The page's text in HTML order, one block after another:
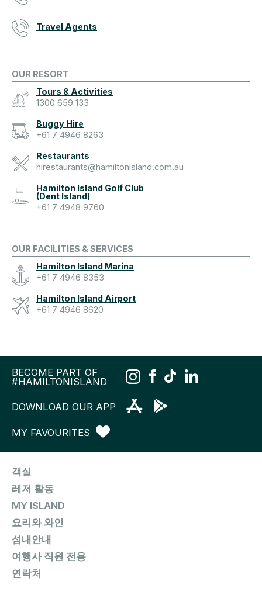
Travel Agents
OUR RESORT
Tours & Activities
1300 659 133
Buggy Hire
+61 7 4946 8263
Restaurants
hirestaurants@hamiltonisland.com.au
Hamilton Island Golf Club
(Dent Island)
+61 7 4948 9760
OUR FACILITIES & SERVICES
Hamilton Island Marina
+61 7 4946 8353
Hamilton Island Airport
+61 7 4946 8620
BECOME PART OF
#HAMILTONISLAND
DOWNLOAD OUR APP
MY FAVOURITES
객실
레저 활동
MY ISLAND
요리와 와인
섬내안내
여행사 직원 전용
연락처